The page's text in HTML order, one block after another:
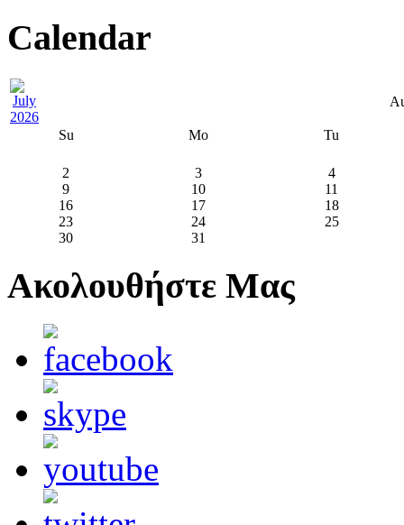
Calendar
Su Mo Tu
2 3
4
9
10
11
16
17
18
23
24
25
30
31
Ακολουθήστε Μας